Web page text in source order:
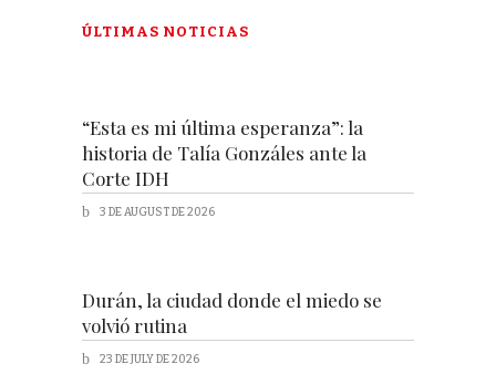
ÚLTIMAS NOTICIAS
“Esta es mi última esperanza”: la
historia de Talía Gonzáles ante la
Corte IDH
3 DE AUGUST DE 2026
Durán, la ciudad donde el miedo se
volvió rutina
23 DE JULY DE 2026